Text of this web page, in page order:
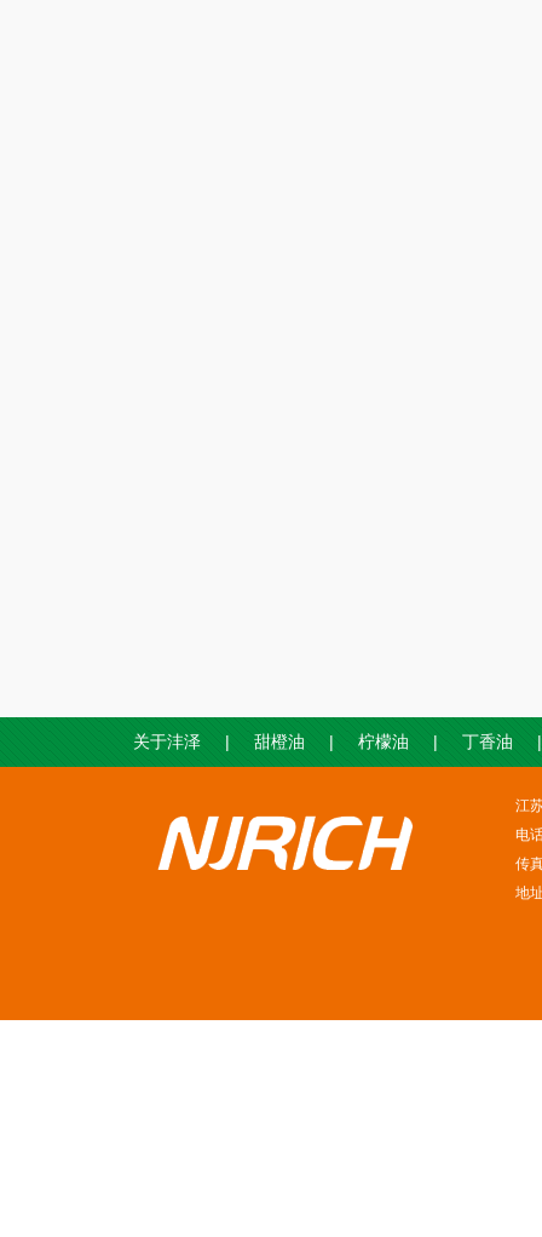
关于沣泽 | 甜橙油 | 柠檬油 | 丁香油 |
江
电
传
地